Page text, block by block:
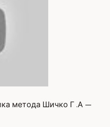
метода Шичко Г .А —